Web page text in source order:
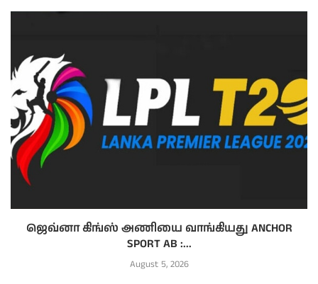
ஜெவ்னா கிங்ஸ் அணியை வாங்கியது ANCHOR
SPORT AB :...
August 5, 2026